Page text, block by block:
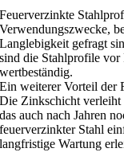
Feuerverzinkte
Verwendungszwecke,
Langlebigkeit gefragt
sind die Stahlprofile vor
wertbeständig.
Ein weiterer Vorteil der
Die Zinkschicht verleiht
das auch nach Jahren
feuerverzinkter Stahl
langfristige Wartung